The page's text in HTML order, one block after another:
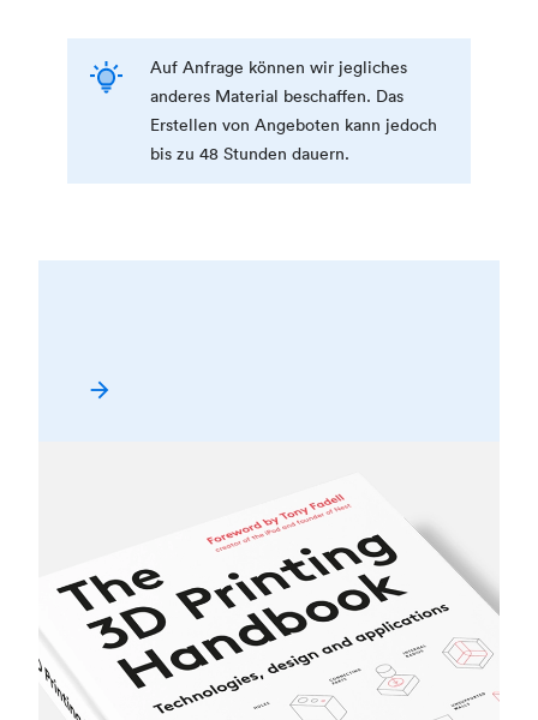
Auf Anfrage können wir jegliches
anderes Material beschaffen. Das
Erstellen von Angeboten kann jedoch
bis zu 48 Stunden dauern.